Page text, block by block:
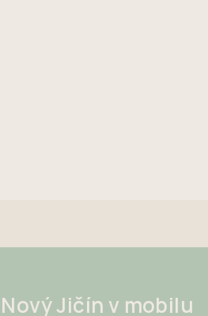
Nový Jičín v mobilu